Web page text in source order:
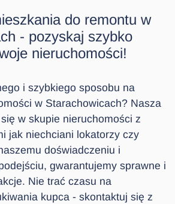
do remontu w
- pozyskaj szybko
nieruchomości!
i szybkiego sposobu na
w Starachowicach? Nasza
w skupie nieruchomości z
jak niechciani lokatorzy czy
doświadczeniu i
gwarantujemy sprawne i
Nie trać czasu na
kupca - skontaktuj się z